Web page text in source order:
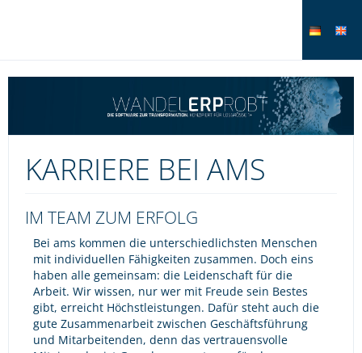
KARRIERE BEI AMS
IM TEAM ZUM ERFOLG
Bei ams kommen die unterschiedlichsten Menschen
mit individuellen Fähigkeiten zusammen. Doch eins
haben alle gemeinsam: die Leidenschaft für die
Arbeit. Wir wissen, nur wer mit Freude sein Bestes
gibt, erreicht Höchstleistungen. Dafür steht auch die
gute Zusammenarbeit zwischen Geschäftsführung
und Mitarbeitenden, denn das vertrauensvolle